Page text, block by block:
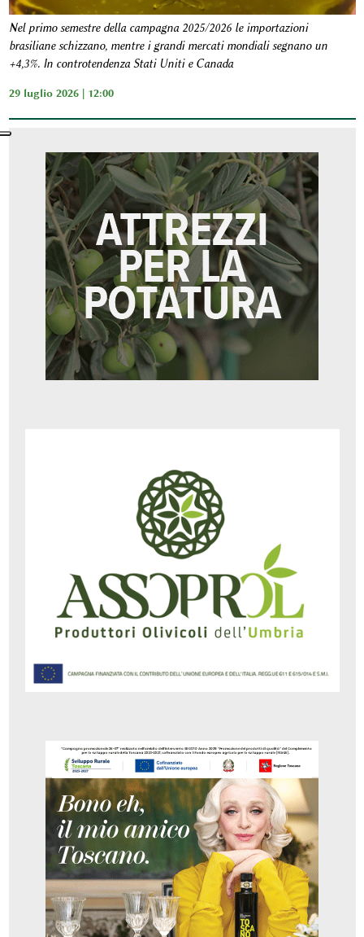
Nel primo semestre della campagna 2025/2026 le importazioni
brasiliane schizzano, mentre i grandi mercati mondiali segnano un
+4,3%. In controtendenza Stati Uniti e Canada
29 luglio 2026 | 12:00